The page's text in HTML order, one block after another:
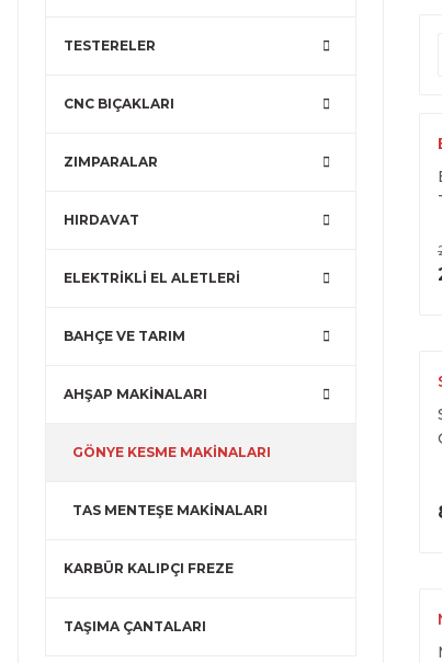
TESTERELER
CNC BIÇAKLARI
ZIMPARALAR
HIRDAVAT
ELEKTRİKLİ EL ALETLERİ
BAHÇE VE TARIM
AHŞAP MAKİNALARI
GÖNYE KESME MAKİNALARI
TAS MENTEŞE MAKİNALARI
KARBÜR KALIPÇI FREZE
TAŞIMA ÇANTALARI